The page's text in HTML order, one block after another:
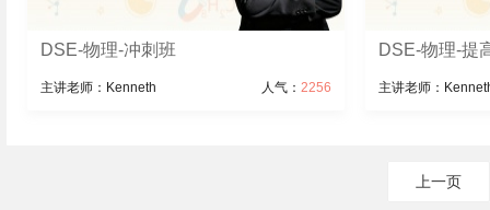
DSE-物理-冲刺班
主讲老师：Kenneth 人气： 2256
DSE-物理-提
主讲老师：
上一页